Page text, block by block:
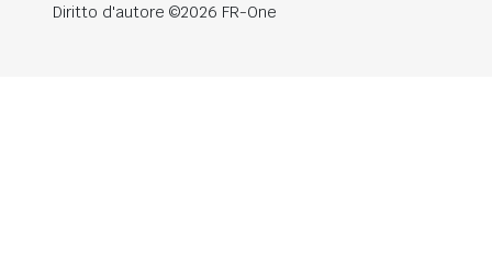
Diritto d'autore ©2026 FR-One